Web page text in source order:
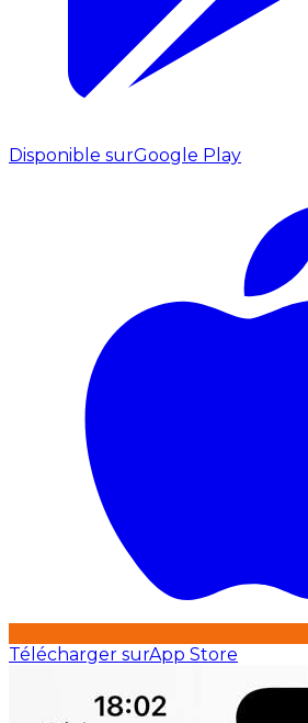
Disponible surGoogle Play
Télécharger surApp Store